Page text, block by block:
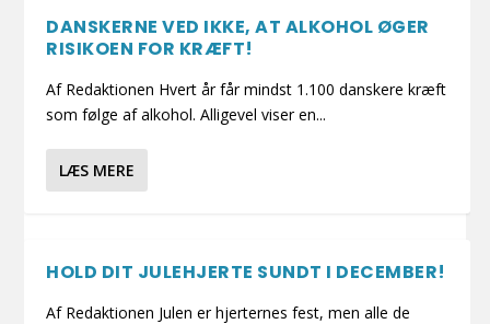
DANSKERNE VED IKKE, AT ALKOHOL ØGER
RISIKOEN FOR KRÆFT!
Af Redaktionen Hvert år får mindst 1.100 danskere kræft
som følge af alkohol. Alligevel viser en...
LÆS MERE
HOLD DIT JULEHJERTE SUNDT I DECEMBER!
Af Redaktionen Julen er hjerternes fest, men alle de